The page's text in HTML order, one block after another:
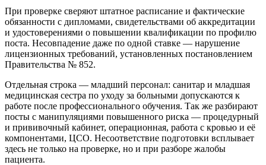
При проверке сверяют штатное расписание и фактические
обязанности с дипломами, свидетельствами об аккредитации
и удостоверениями о повышении квалификации по профилю
поста. Несовпадение даже по одной ставке — нарушение
лицензионных требований, установленных постановлением
Правительства № 852.
Отдельная строка — младший персонал: санитар и младшая
медицинская сестра по уходу за больными допускаются к
работе после профессионального обучения. Так же разбирают
посты с манипуляциями повышенного риска — процедурный
и прививочный кабинет, операционная, работа с кровью и её
компонентами, ЦСО. Несоответствие подготовки всплывает
здесь не только на проверке, но и при разборе жалобы
пациента.